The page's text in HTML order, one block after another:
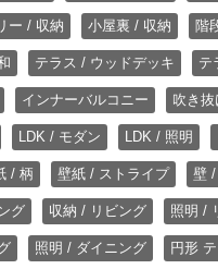
ー / 収納 小屋裏 / 収納 階
テラス / ウッドデッキ テ
インナーバルコニー 吹き
LDK / モダン LDK / 照明
/ 柄 壁紙 / ストライプ 壁
グ 収納 / リビング 照明 /
照明 / ダイニング 円形